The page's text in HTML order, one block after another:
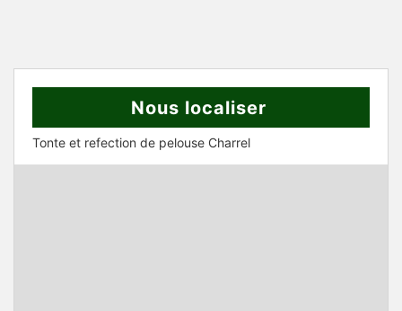
Nous localiser
Tonte et refection de pelouse Charrel